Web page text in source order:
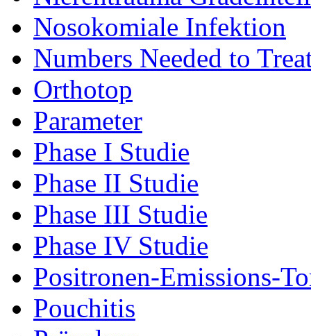
Nosokomiale Infektion
Numbers Needed to
Orthotop
Parameter
Phase I Studie
Phase II Studie
Phase III Studie
Phase IV Studie
Positronen-Emissions-
Pouchitis